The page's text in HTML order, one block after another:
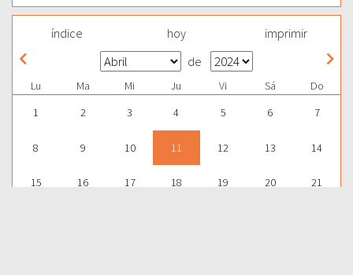
índice hoy imprimir
de
Lu Ma Mi Ju Vi Sá
Do
1
2 3 4 5 6 7
8 9 10 11 12 13 14
15 16 17 18 19 20 21